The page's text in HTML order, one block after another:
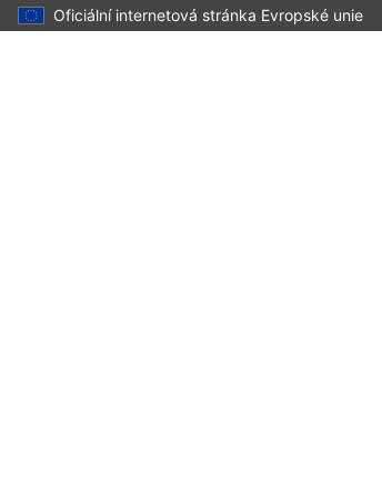
Oficiální internetová stránka Evropské unie